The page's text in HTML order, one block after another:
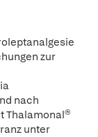
zur
nach
Thalamonal®
unter